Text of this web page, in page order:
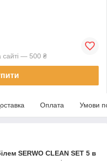
сайті — 500 ₴
Оплата Умови
SERWO CLEAN SET 5 в